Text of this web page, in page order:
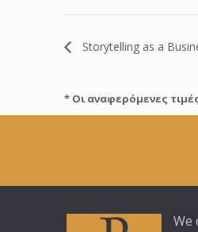
Storytelling as a
* Οι αναφερόμενες
We